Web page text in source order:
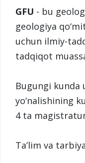
GFU - bu
geologiya
uchun ilmiy-
tadqiqot
Bugungi
yo‘nalishining
4 ta
Taʼlim va